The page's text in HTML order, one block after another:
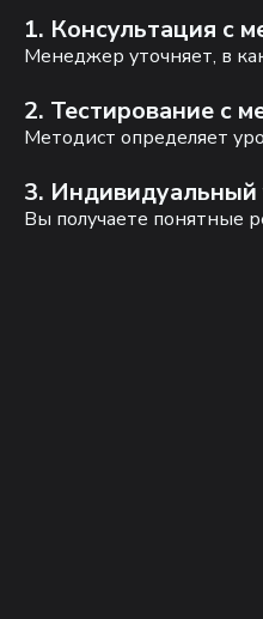
1. Консультация с
Менеджер уточняет, в
2. Тестирование с
Методист определяет
3. Индивидуальный
Вы получаете понятные